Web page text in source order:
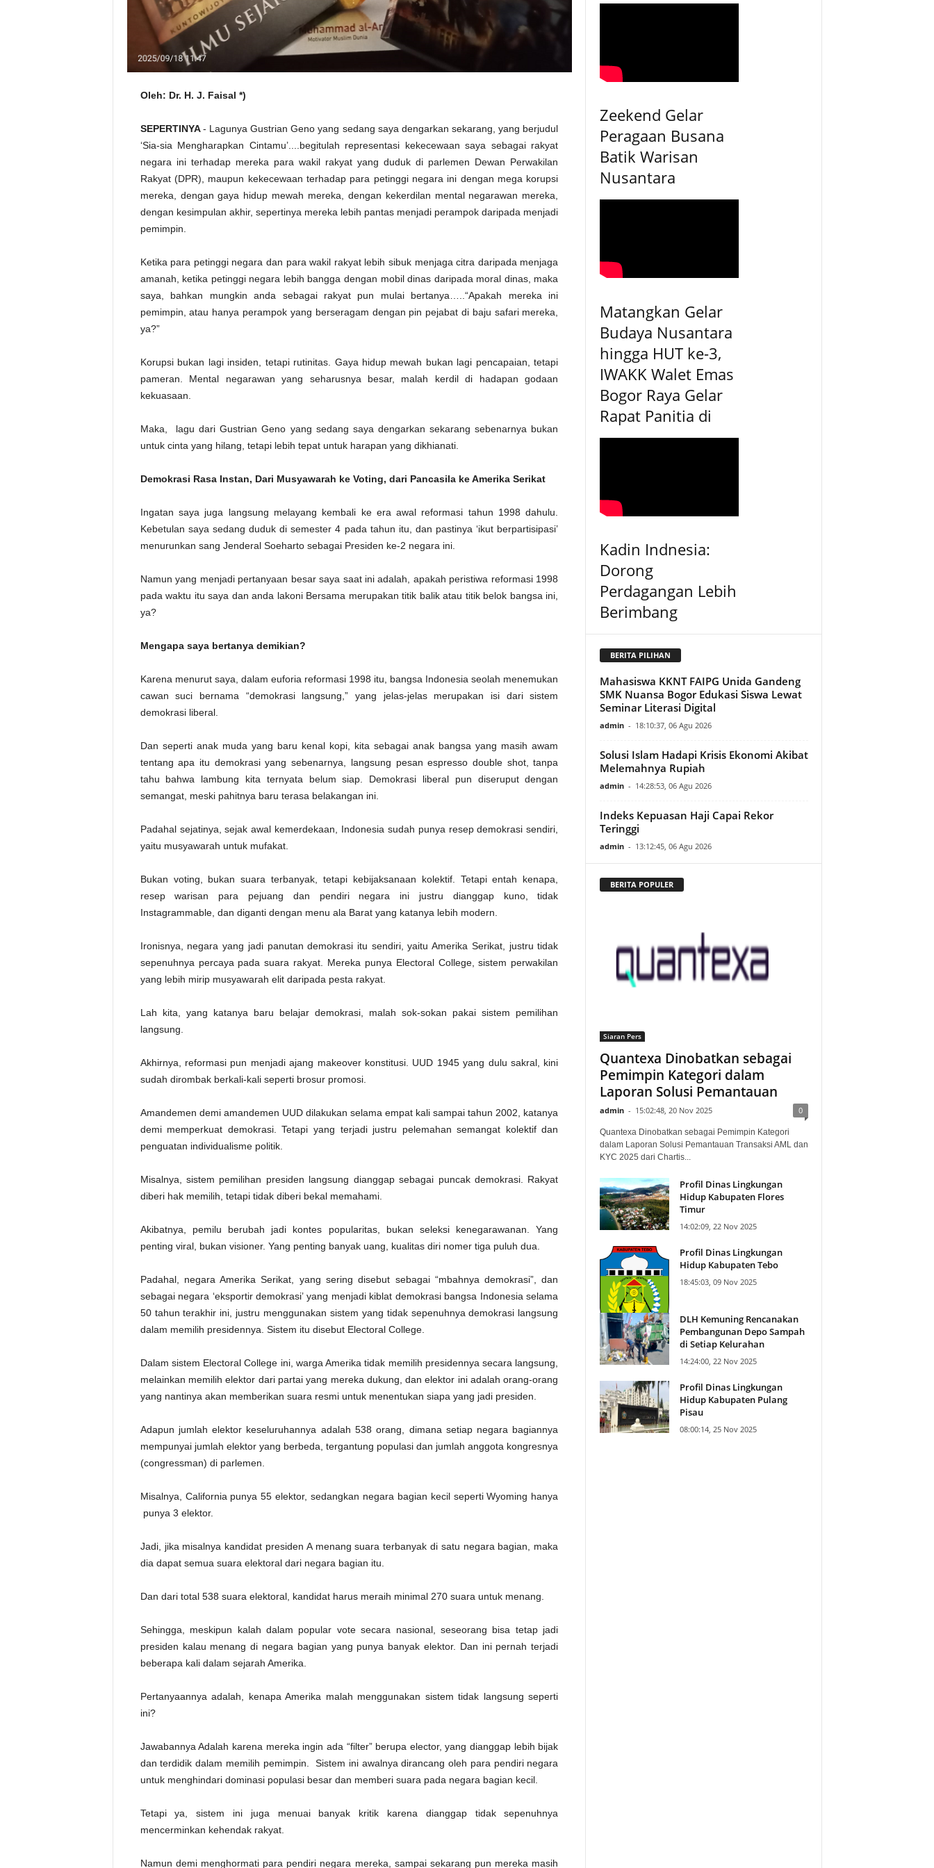
Oleh: Dr. H. J. Faisal *)
SEPERTINYA- Lagunya Gustrian Geno yang sedang saya dengarkan sekarang, yang berjudul
‘Sia-sia Mengharapkan Cintamu’....begitulah representasi kekecewaan saya sebagai rakyat
negara ini terhadap mereka para wakil rakyat yang duduk di parlemen Dewan Perwakilan
Rakyat (DPR), maupun kekecewaan terhadap para petinggi negara ini dengan mega korupsi
mereka, dengan gaya hidup mewah mereka, dengan kekerdilan mental negarawan mereka,
dengan kesimpulan akhir, sepertinya mereka lebih pantas menjadi perampok daripada menjadi
pemimpin.
Ketika para petinggi negara dan para wakil rakyat lebih sibuk menjaga citra daripada menjaga
amanah, ketika petinggi negara lebih bangga dengan mobil dinas daripada moral dinas, maka
saya, bahkan mungkin anda sebagai rakyat pun mulai bertanya…..“Apakah mereka ini
pemimpin, atau hanya perampok yang berseragam dengan pin pejabat di baju safari mereka,
ya?”
Korupsi bukan lagi insiden, tetapi rutinitas. Gaya hidup mewah bukan lagi pencapaian, tetapi
pameran. Mental negarawan yang seharusnya besar, malah kerdil di hadapan godaan
kekuasaan.
Maka, lagu dari Gustrian Geno yang sedang saya dengarkan sekarang sebenarnya bukan
untuk cinta yang hilang, tetapi lebih tepat untuk harapan yang dikhianati.
Demokrasi Rasa Instan, Dari Musyawarah ke Voting, dari Pancasila ke Amerika Serikat
Ingatan saya juga langsung melayang kembali ke era awal reformasi tahun 1998 dahulu.
Kebetulan saya sedang duduk di semester 4 pada tahun itu, dan pastinya ‘ikut berpartisipasi’
menurunkan sang Jenderal Soeharto sebagai Presiden ke-2 negara ini.
Namun yang menjadi pertanyaan besar saya saat ini adalah, apakah peristiwa reformasi 1998
pada waktu itu saya dan anda lakoni Bersama merupakan titik balik atau titik belok bangsa ini,
ya?
Mengapa saya bertanya demikian?
Karena menurut saya, dalam euforia reformasi 1998 itu, bangsa Indonesia seolah menemukan
cawan suci bernama “demokrasi langsung,” yang jelas-jelas merupakan isi dari sistem
demokrasi liberal.
Dan seperti anak muda yang baru kenal kopi, kita sebagai anak bangsa yang masih awam
tentang apa itu demokrasi yang sebenarnya, langsung pesan espresso double shot, tanpa
tahu bahwa lambung kita ternyata belum siap. Demokrasi liberal pun diseruput dengan
semangat, meski pahitnya baru terasa belakangan ini.
Padahal sejatinya, sejak awal kemerdekaan, Indonesia sudah punya resep demokrasi sendiri,
yaitu musyawarah untuk mufakat.
Bukan voting, bukan suara terbanyak, tetapi kebijaksanaan kolektif. Tetapi entah kenapa,
resep warisan para pejuang dan pendiri negara ini justru dianggap kuno, tidak
Instagrammable, dan diganti dengan menu ala Barat yang katanya lebih modern.
Ironisnya, negara yang jadi panutan demokrasi itu sendiri, yaitu Amerika Serikat, justru tidak
sepenuhnya percaya pada suara rakyat. Mereka punya Electoral College, sistem perwakilan
yang lebih mirip musyawarah elit daripada pesta rakyat.
Lah kita, yang katanya baru belajar demokrasi, malah sok-sokan pakai sistem pemilihan
langsung.
Akhirnya, reformasi pun menjadi ajang makeover konstitusi. UUD 1945 yang dulu sakral, kini
sudah dirombak berkali-kali seperti brosur promosi.
Amandemen demi amandemen UUD dilakukan selama empat kali sampai tahun 2002, katanya
demi memperkuat demokrasi. Tetapi yang terjadi justru pelemahan semangat kolektif dan
penguatan individualisme politik.
Misalnya, sistem pemilihan presiden langsung dianggap sebagai puncak demokrasi. Rakyat
diberi hak memilih, tetapi tidak diberi bekal memahami.
Akibatnya, pemilu berubah jadi kontes popularitas, bukan seleksi kenegarawanan. Yang
penting viral, bukan visioner. Yang penting banyak uang, kualitas diri nomer tiga puluh dua.
Padahal, negara Amerika Serikat, yang sering disebut sebagai “mbahnya demokrasi”, dan
sebagai negara ‘eksportir demokrasi’ yang menjadi kiblat demokrasi bangsa Indonesia selama
50 tahun terakhir ini, justru menggunakan sistem yang tidak sepenuhnya demokrasi langsung
dalam memilih presidennya. Sistem itu disebut Electoral College.
Dalam sistem Electoral College ini, warga Amerika tidak memilih presidennya secara langsung,
melainkan memilih elektor dari partai yang mereka dukung, dan elektor ini adalah orang-orang
yang nantinya akan memberikan suara resmi untuk menentukan siapa yang jadi presiden.
Adapun jumlah elektor keseluruhannya adalah 538 orang, dimana setiap negara bagiannya
mempunyai jumlah elektor yang berbeda, tergantung populasi dan jumlah anggota kongresnya
(congressman) di parlemen.
Misalnya, California punya 55 elektor, sedangkan negara bagian kecil seperti Wyoming hanya
punya 3 elektor.
Jadi, jika misalnya kandidat presiden A menang suara terbanyak di satu negara bagian, maka
dia dapat semua suara elektoral dari negara bagian itu.
Dan dari total 538 suara elektoral, kandidat harus meraih minimal 270 suara untuk menang.
Sehingga, meskipun kalah dalam popular vote secara nasional, seseorang bisa tetap jadi
presiden kalau menang di negara bagian yang punya banyak elektor. Dan ini pernah terjadi
beberapa kali dalam sejarah Amerika.
Pertanyaannya adalah, kenapa Amerika malah menggunakan sistem tidak langsung seperti
ini?
Jawabannya Adalah karena mereka ingin ada “filter” berupa elector, yang dianggap lebih bijak
dan terdidik dalam memilih pemimpin. Sistem ini awalnya dirancang oleh para pendiri negara
untuk menghindari dominasi populasi besar dan memberi suara pada negara bagian kecil.
Tetapi ya, sistem ini juga menuai banyak kritik karena dianggap tidak sepenuhnya
mencerminkan kehendak rakyat.
Namun demi menghormati para pendiri negara mereka, sampai sekarang pun mereka masih
Zeekend Gelar
Peragaan Busana
Batik Warisan
Nusantara
Matangkan Gelar
Budaya Nusantara
hingga HUT ke-3,
IWAKK Walet Emas
Bogor Raya Gelar
Rapat Panitia di
Kadin Indnesia:
Dorong
Perdagangan Lebih
Berimbang
BERITA PILIHAN
Mahasiswa KKNT FAIPG Unida Gandeng
SMK Nuansa Bogor Edukasi Siswa Lewat
Seminar Literasi Digital
admin - 18:10:37, 06 Agu 2026
Solusi Islam Hadapi Krisis Ekonomi Akibat
Melemahnya Rupiah
admin - 14:28:53, 06 Agu 2026
Indeks Kepuasan Haji Capai Rekor
Teringgi
admin - 13:12:45, 06 Agu 2026
BERITA POPULER
Siaran Pers
Quantexa Dinobatkan sebagai
Pemimpin Kategori dalam
Laporan Solusi Pemantauan
admin - 15:02:48, 20 Nov 2025 0
Quantexa Dinobatkan sebagai Pemimpin Kategori
dalam Laporan Solusi Pemantauan Transaksi AML dan
KYC 2025 dari Chartis...
Profil Dinas Lingkungan
Hidup Kabupaten Flores
Timur
14:02:09, 22 Nov 2025
Profil Dinas Lingkungan
Hidup Kabupaten Tebo
18:45:03, 09 Nov 2025
DLH Kemuning Rencanakan
Pembangunan Depo Sampah
di Setiap Kelurahan
14:24:00, 22 Nov 2025
Profil Dinas Lingkungan
Hidup Kabupaten Pulang
Pisau
08:00:14, 25 Nov 2025